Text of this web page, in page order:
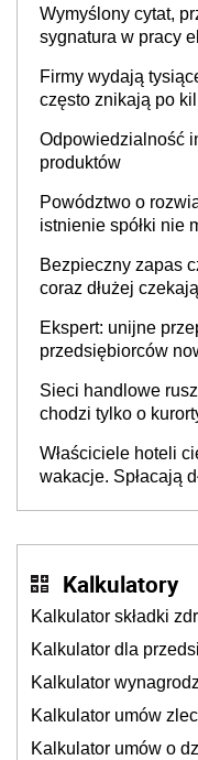
Wymyślony cytat,
sygnatura w pracy
Firmy wydają
często znikają po
Odpowiedzialność
produktów
Powództwo o
istnienie spółki nie
Bezpieczny zapas
coraz dłużej
Ekspert: unijne
przedsiębiorców
Sieci handlowe
chodzi tylko o
cichu
Właściciele hoteli
wakacje. Spłacają
Kalkulatory
Kalkulator składki
Kalkulator dla
Kalkulator
Kalkulator umów
Kalkulator umów o